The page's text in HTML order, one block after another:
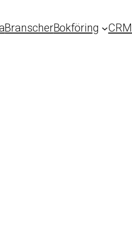
BranscherBokföring CRM